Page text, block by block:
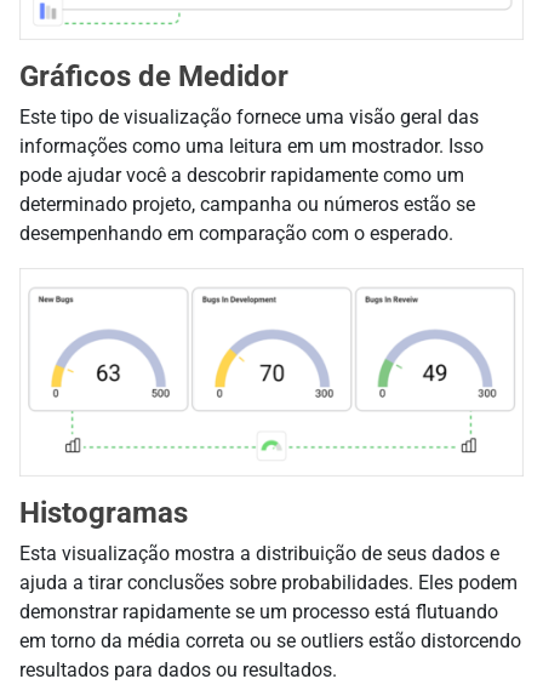
Gráficos de Medidor
Este tipo de visualização fornece uma visão geral das
informações como uma leitura em um mostrador. Isso
pode ajudar você a descobrir rapidamente como um
determinado projeto, campanha ou números estão se
desempenhando em comparação com o esperado.
Histogramas
Esta visualização mostra a distribuição de seus dados e
ajuda a tirar conclusões sobre probabilidades. Eles podem
demonstrar rapidamente se um processo está flutuando
em torno da média correta ou se outliers estão distorcendo
resultados para dados ou resultados.